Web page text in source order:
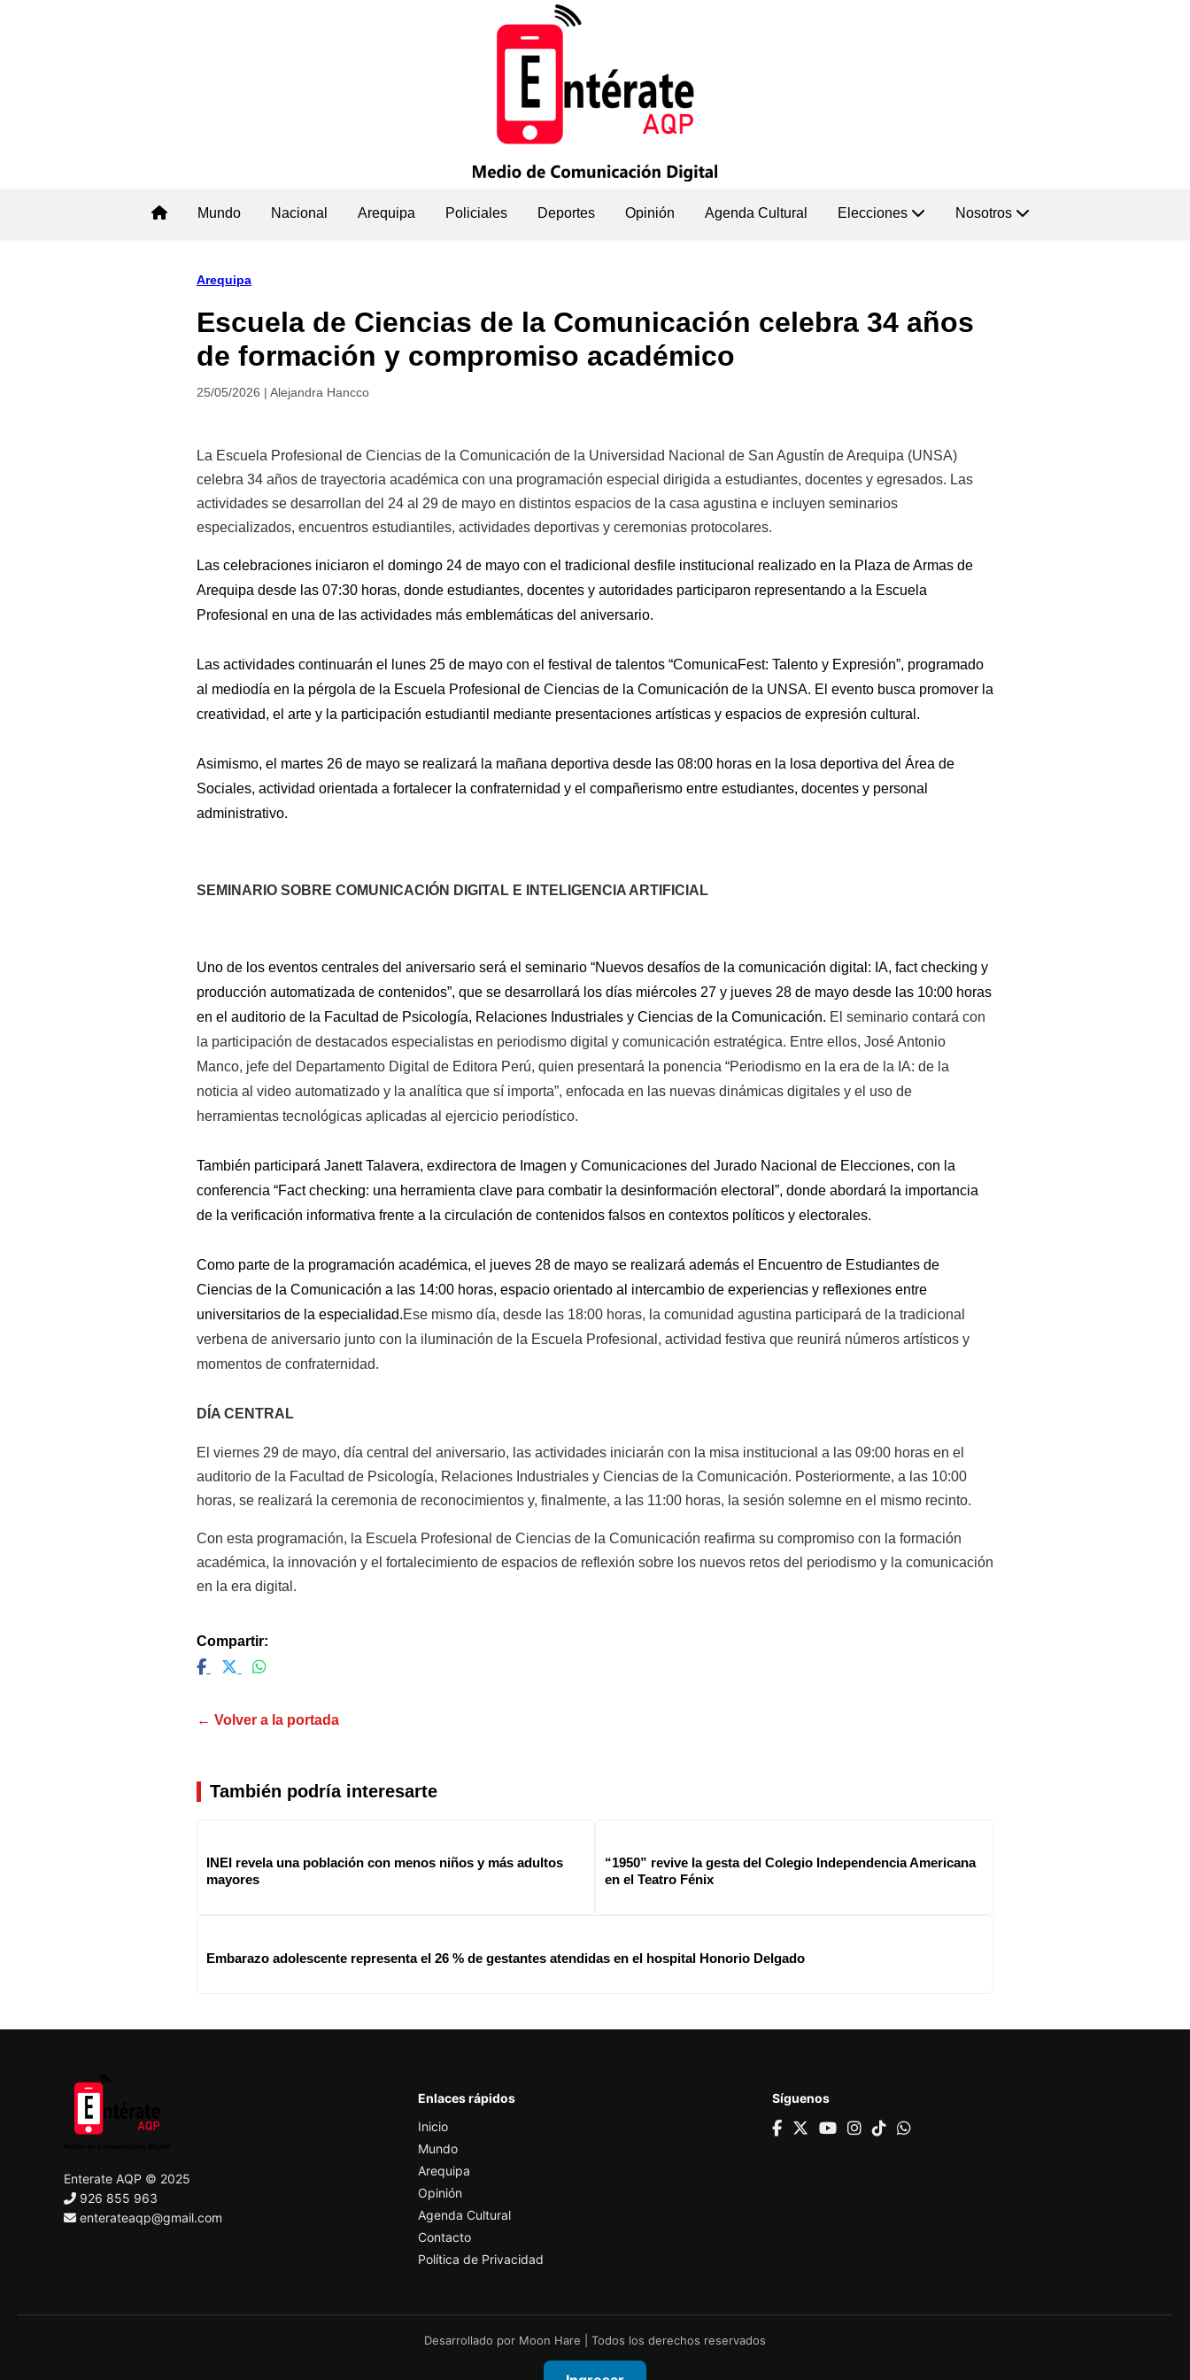
Mundo Nacional Arequipa Policiales Deportes Opinión Agenda Cultural Elecciones Nosotros
Arequipa
Escuela de Ciencias de la Comunicación celebra 34 años
de formación y compromiso académico
25/05/2026 | Alejandra Hancco
La Escuela Profesional de Ciencias de la Comunicación de la Universidad Nacional de San Agustín de Arequipa (UNSA)
celebra 34 años de trayectoria académica con una programación especial dirigida a estudiantes, docentes y egresados. Las
actividades se desarrollan del 24 al 29 de mayo en distintos espacios de la casa agustina e incluyen seminarios
especializados, encuentros estudiantiles, actividades deportivas y ceremonias protocolares.
Las celebraciones iniciaron el domingo 24 de mayo con el tradicional desfile institucional realizado en la Plaza de Armas de
Arequipa desde las 07:30 horas, donde estudiantes, docentes y autoridades participaron representando a la Escuela
Profesional en una de las actividades más emblemáticas del aniversario.
Las actividades continuarán el lunes 25 de mayo con el festival de talentos “ComunicaFest: Talento y Expresión”, programado
al mediodía en la pérgola de la Escuela Profesional de Ciencias de la Comunicación de la UNSA. El evento busca promover la
creatividad, el arte y la participación estudiantil mediante presentaciones artísticas y espacios de expresión cultural.
Asimismo, el martes 26 de mayo se realizará la mañana deportiva desde las 08:00 horas en la losa deportiva del Área de
Sociales, actividad orientada a fortalecer la confraternidad y el compañerismo entre estudiantes, docentes y personal
administrativo.
SEMINARIO SOBRE COMUNICACIÓN DIGITAL E INTELIGENCIA ARTIFICIAL
Uno de los eventos centrales del aniversario será el seminario “Nuevos desafíos de la comunicación digital: IA, fact checking y
producción automatizada de contenidos”, que se desarrollará los días miércoles 27 y jueves 28 de mayo desde las 10:00 horas
en el auditorio de la Facultad de Psicología, Relaciones Industriales y Ciencias de la Comunicación. El seminario contará con
la participación de destacados especialistas en periodismo digital y comunicación estratégica. Entre ellos, José Antonio
Manco, jefe del Departamento Digital de Editora Perú, quien presentará la ponencia “Periodismo en la era de la IA: de la
noticia al video automatizado y la analítica que sí importa”, enfocada en las nuevas dinámicas digitales y el uso de
herramientas tecnológicas aplicadas al ejercicio periodístico.
También participará Janett Talavera, exdirectora de Imagen y Comunicaciones del Jurado Nacional de Elecciones, con la
conferencia “Fact checking: una herramienta clave para combatir la desinformación electoral”, donde abordará la importancia
de la verificación informativa frente a la circulación de contenidos falsos en contextos políticos y electorales.
Como parte de la programación académica, el jueves 28 de mayo se realizará además el Encuentro de Estudiantes de
Ciencias de la Comunicación a las 14:00 horas, espacio orientado al intercambio de experiencias y reflexiones entre
universitarios de la especialidad.Ese mismo día, desde las 18:00 horas, la comunidad agustina participará de la tradicional
verbena de aniversario junto con la iluminación de la Escuela Profesional, actividad festiva que reunirá números artísticos y
momentos de confraternidad.
DÍA CENTRAL
El viernes 29 de mayo, día central del aniversario, las actividades iniciarán con la misa institucional a las 09:00 horas en el
auditorio de la Facultad de Psicología, Relaciones Industriales y Ciencias de la Comunicación. Posteriormente, a las 10:00
horas, se realizará la ceremonia de reconocimientos y, finalmente, a las 11:00 horas, la sesión solemne en el mismo recinto.
Con esta programación, la Escuela Profesional de Ciencias de la Comunicación reafirma su compromiso con la formación
académica, la innovación y el fortalecimiento de espacios de reflexión sobre los nuevos retos del periodismo y la comunicación
en la era digital.
Compartir:
← Volver a la portada
También podría interesarte
INEI revela una población con menos niños y más adultos
mayores
“1950” revive la gesta del Colegio Independencia Americana
en el Teatro Fénix
Embarazo adolescente representa el 26 % de gestantes atendidas en el hospital Honorio Delgado
Enterate AQP © 2025
926 855 963
enterateaqp@gmail.com
Enlaces rápidos
Inicio
Mundo
Arequipa
Opinión
Agenda Cultural
Contacto
Política de Privacidad
Síguenos
Desarrollado por Moon Hare | Todos los derechos reservados